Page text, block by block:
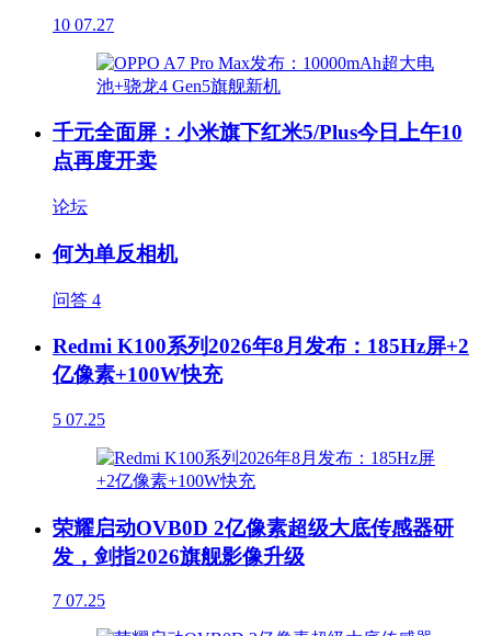
10 07.27
千元全面屏：小米旗下红米5/Plus今日上午10
点再度开卖
论坛
何为单反相机
问答 4
Redmi K100系列2026年8月发布：185Hz屏+2
亿像素+100W快充
5 07.25
荣耀启动OVB0D 2亿像素超级大底传感器研
发，剑指2026旗舰影像升级
7 07.25